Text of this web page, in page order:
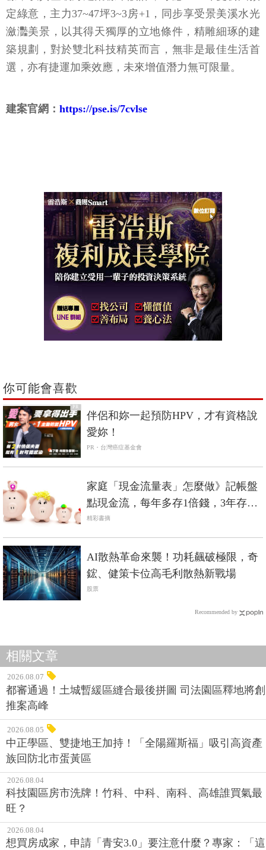
定綠意，主力37~47坪3~3房+1，同步享受景美溪水光
瀲灩美景，以其得天獨厚的立地條件，精雕細琢的建
築規劃，對於雙北科技精英而言，無非是最佳生活首
選，亦有捷運加乘效應，未來增值潛力無可限量。
建案官網： https://pse.is/7cvlse
你可能會喜歡
PR
伴侶和妳一起預防HPV，才有資格說
愛妳！
PR・台灣癌症基金會
家庭「現金流量表」怎麼做》記帳盤
點現金流，每年多存1倍錢，3年存下
150萬
精彩書摘
AI散熱革命來襲！功耗飆破極限，奇
鋐、健策卡位高毛利散熱新戰場
股票
Recommended by
相關文章
2026.08.07
都審通過！土城暫緩區縫合最後拼圖 司法園區釋地將創
推案高峰
2026.08.05
中正學區、雙捷地王加持！「全陽羅斯福」吸引高資產
族回防北市蛋黃區
2026.08.04
科技園區房市洗牌！竹科、中科、南科、高雄誰買氣最
旺？
2026.08.04
想買房成家，申請「青安3.0」要注意什麼？專家：「這